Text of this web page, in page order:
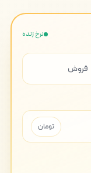
نرخ زنده
فروش
تومان